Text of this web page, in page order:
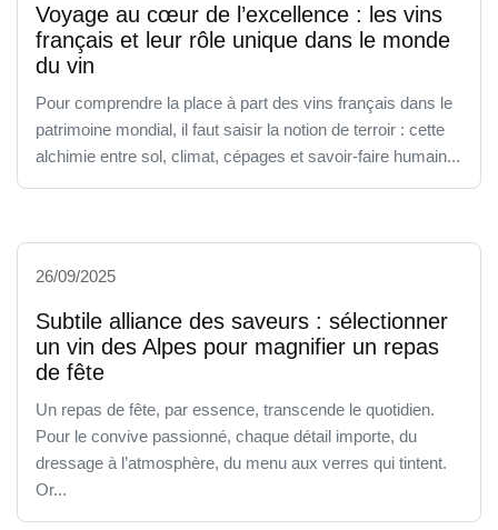
Voyage au cœur de l’excellence : les vins
français et leur rôle unique dans le monde
du vin
Pour comprendre la place à part des vins français dans le
patrimoine mondial, il faut saisir la notion de terroir : cette
alchimie entre sol, climat, cépages et savoir-faire humain...
26/09/2025
Subtile alliance des saveurs : sélectionner
un vin des Alpes pour magnifier un repas
de fête
Un repas de fête, par essence, transcende le quotidien.
Pour le convive passionné, chaque détail importe, du
dressage à l’atmosphère, du menu aux verres qui tintent.
Or...